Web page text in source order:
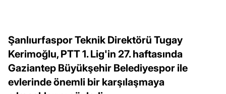
Şanlıurfaspor Teknik Direktörü Tugay
Kerimoğlu, PTT 1. Lig'in 27. haftasında
Gaziantep Büyükşehir Belediyespor ile
evlerinde önemli bir karşılaşmaya